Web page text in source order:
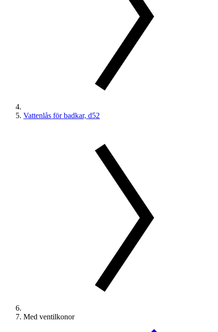
Vattenlås för badkar, d52
Med ventilkonor